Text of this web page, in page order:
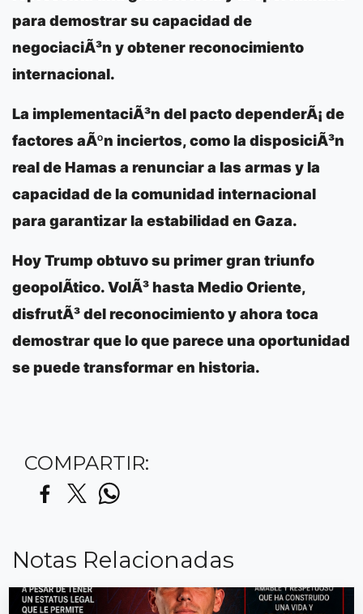
para demostrar su capacidad de
negociaciÃ³n y obtener reconocimiento
internacional.
La implementaciÃ³n del pacto dependerÃ¡ de
factores aÃºn inciertos, como la disposiciÃ³n
real de Hamas a renunciar a las armas y la
capacidad de la comunidad internacional
para garantizar la estabilidad en Gaza.
Hoy Trump obtuvo su primer gran triunfo
geopolÃ­tico. VolÃ³ hasta Medio Oriente,
disfrutÃ³ del reconocimiento y ahora toca
demostrar que lo que parece una oportunidad
se puede transformar en historia.
COMPARTIR:
Notas Relacionadas